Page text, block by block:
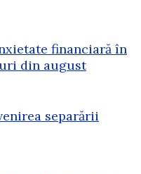
financiară în
din august
separării